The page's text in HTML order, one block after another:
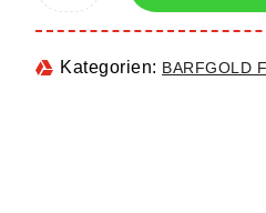
Kategorien: BARFGOLD